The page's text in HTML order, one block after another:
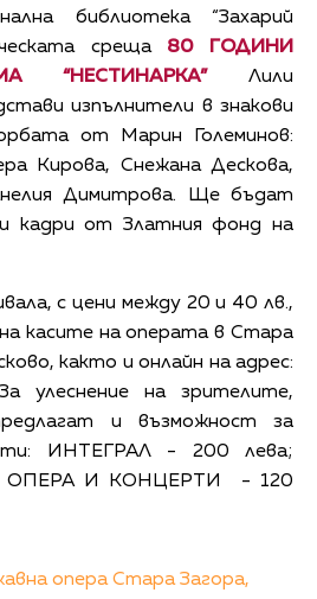
библиотека “Захарий
среща 80 ГОДИНИ
“НЕСТИНАРКА”Лили
изпълнители в знакови
от Марин Големинов:
Кирова, Снежана Дескова,
Димитрова. Ще бъдат
кадри от Златния фонд на
с цени между 20 и 40 лв.,
касите на операта в Стара
както и онлайн на адрес:
улеснение на зрителите,
и възможност за
ИНТЕГРАЛ - 200 лева;
ОПЕРА И КОНЦЕРТИ - 120
опера Стара Загора,